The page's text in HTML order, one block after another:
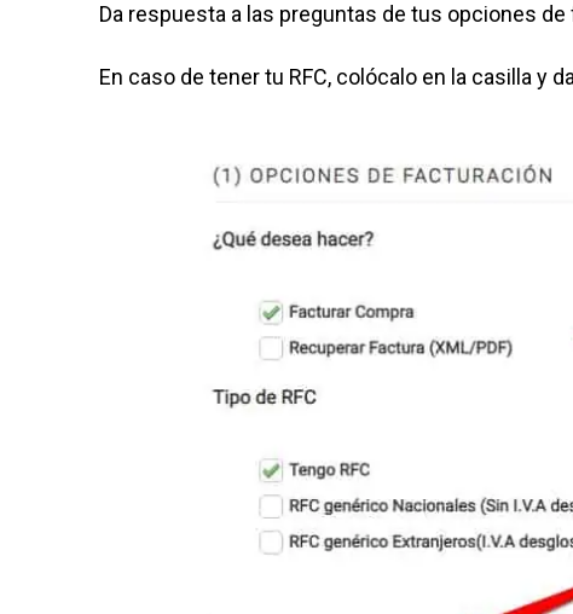
Da respuesta a las preguntas de tus opciones
En caso de tener tu RFC, colócalo en la casilla y